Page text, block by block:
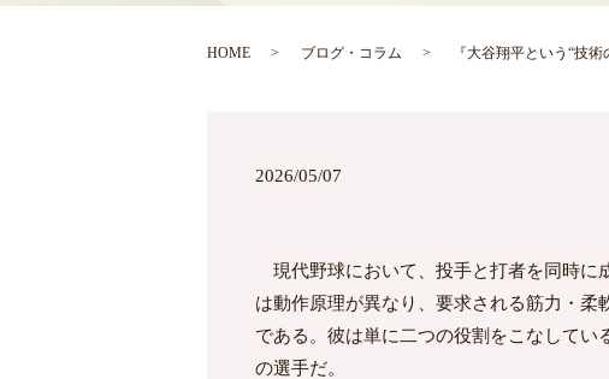
HOME ブログ・コラム 『大谷翔平という“技
2026/05/07
現代野球において、投手と打者を同時に
は動作原理が異なり、要求される筋力・
である。彼は単に二つの役割をこなして
の選手だ。